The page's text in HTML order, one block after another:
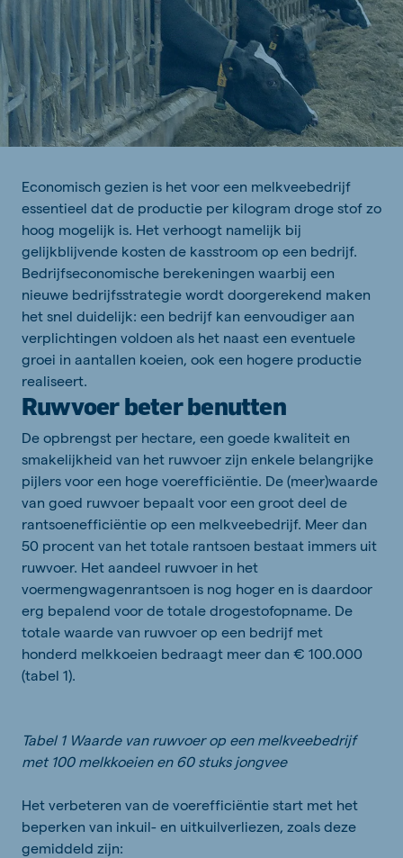
Economisch gezien is het voor een melkveebedrijf
essentieel dat de productie per kilogram droge stof zo
hoog mogelijk is. Het verhoogt namelijk bij
gelijkblijvende kosten de kasstroom op een bedrijf.
Bedrijfseconomische berekeningen waarbij een
nieuwe bedrijfsstrategie wordt doorgerekend maken
het snel duidelijk: een bedrijf kan eenvoudiger aan
verplichtingen voldoen als het naast een eventuele
groei in aantallen koeien, ook een hogere productie
realiseert.
Ruwvoer beter benutten
De opbrengst per hectare, een goede kwaliteit en
smakelijkheid van het ruwvoer zijn enkele belangrijke
pijlers voor een hoge voerefficiëntie. De (meer)waarde
van goed ruwvoer bepaalt voor een groot deel de
rantsoenefficiëntie op een melkveebedrijf. Meer dan
50 procent van het totale rantsoen bestaat immers uit
ruwvoer. Het aandeel ruwvoer in het
voermengwagenrantsoen is nog hoger en is daardoor
erg bepalend voor de totale drogestofopname. De
totale waarde van ruwvoer op een bedrijf met
honderd melkkoeien bedraagt meer dan € 100.000
(tabel 1).
Tabel 1 Waarde van ruwvoer op een melkveebedrijf
met 100 melkkoeien en 60 stuks jongvee
Het verbeteren van de voerefficiëntie start met het
beperken van inkuil- en uitkuilverliezen, zoals deze
gemiddeld zijn: